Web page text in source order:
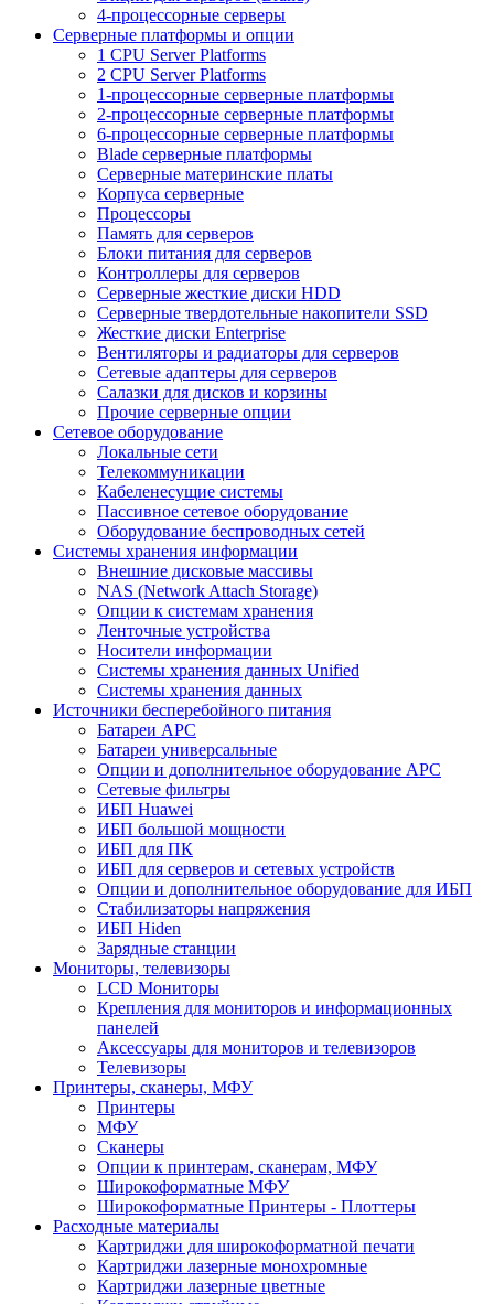
4-процессорные серверы
Серверные платформы и опции
1 CPU Server Platforms
2 CPU Server Platforms
1-процессорные серверные платформы
2-процессорные серверные платформы
6-процессорные серверные платформы
Blade серверные платформы
Серверные материнские платы
Корпуса серверные
Процессоры
Память для серверов
Блоки питания для серверов
Контроллеры для серверов
Серверные жесткие диски HDD
Серверные твердотельные накопители SSD
Жесткие диски Enterprise
Вентиляторы и радиаторы для серверов
Сетевые адаптеры для серверов
Салазки для дисков и корзины
Прочие серверные опции
Сетевое оборудование
Локальные сети
Телекоммуникации
Кабеленесущие системы
Пассивное сетевое оборудование
Оборудование беспроводных сетей
Системы хранения информации
Внешние дисковые массивы
NAS (Network Attach Storage)
Опции к системам хранения
Ленточные устройства
Носители информации
Системы хранения данных Unified
Системы хранения данных
Источники бесперебойного питания
Батареи APC
Батареи универсальные
Опции и дополнительное оборудование АРС
Сетевые фильтры
ИБП Huawei
ИБП большой мощности
ИБП для ПК
ИБП для серверов и сетевых устройств
Опции и дополнительное оборудование для ИБП
Стабилизаторы напряжения
ИБП Hiden
Зарядные станции
Мониторы, телевизоры
LCD Мониторы
Крепления для мониторов и информационных
панелей
Аксессуары для мониторов и телевизоров
Телевизоры
Принтеры, сканеры, МФУ
Принтеры
МФУ
Сканеры
Опции к принтерам, сканерам, МФУ
Широкоформатные МФУ
Широкоформатные Принтеры - Плоттеры
Расходные материалы
Картриджи для широкоформатной печати
Картриджи лазерные монохромные
Картриджи лазерные цветные